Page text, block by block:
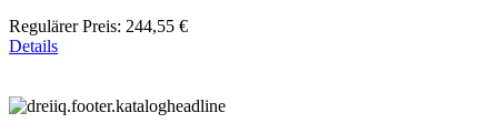
Regulärer Preis: 244,55 €
Details